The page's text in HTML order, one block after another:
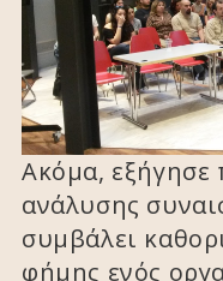
Ακόμα, εξήγησε
ανάλυσης
συμβάλει
φήμης ενός